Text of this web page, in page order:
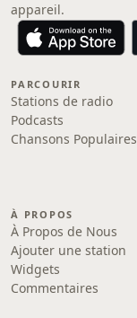
appareil.
PARCOURIR
Stations de radio
Podcasts
Chansons Populaires
À PROPOS
À Propos de Nous
Ajouter une station
Widgets
Commentaires